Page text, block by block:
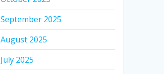
September 2025
August 2025
July 2025